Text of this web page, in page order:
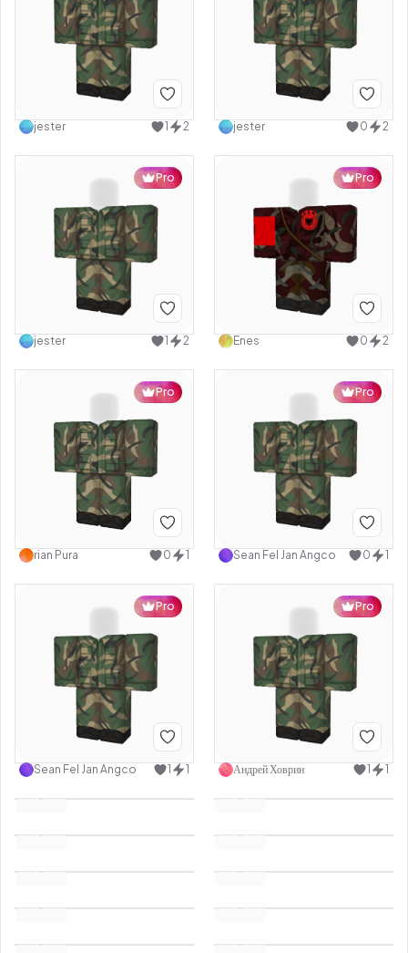
jester 1 2 jester 0 2
Pro
jester 1 2
Pro
Enes 0 2
Pro
rian Pura 0 1
Pro
Sean Fel Jan Angco 0 1
Pro
Sean Fel Jan Angco 1 1
Pro
Андрей Ховрин 1 1